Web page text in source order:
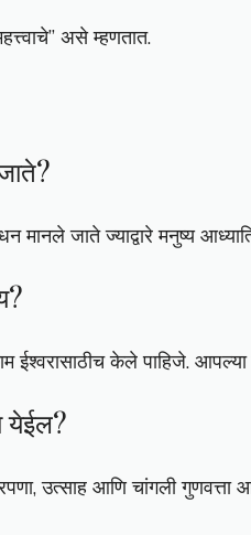
असे म्हणतात.
मानले जाते ज्याद्वारे मनुष्य
ईश्वरासाठीच केले पाहिजे.
येईल?
उत्साह आणि चांगली